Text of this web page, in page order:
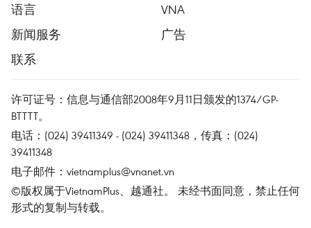
语言
VNA
新闻服务
广告
联系
许可证号：信息与通信部2008年9月11日颁发的1374/GP-
BTTTT。
电话：(024) 39411349 - (024) 39411348，传真：(024)
39411348
电子邮件： vietnamplus@vnanet.vn
©版权属于VietnamPlus、越通社。 未经书面同意，禁止任何
形式的复制与转载。